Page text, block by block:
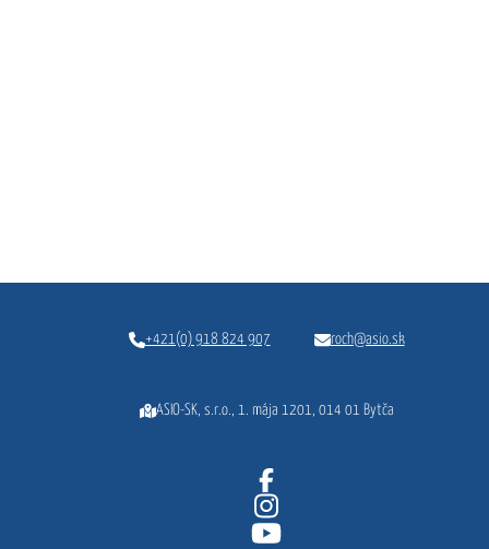
+421(0) 918 824 907 roch@asio.sk
ASIO-SK, s.r.o., 1. mája 1201, 014 01 Bytča